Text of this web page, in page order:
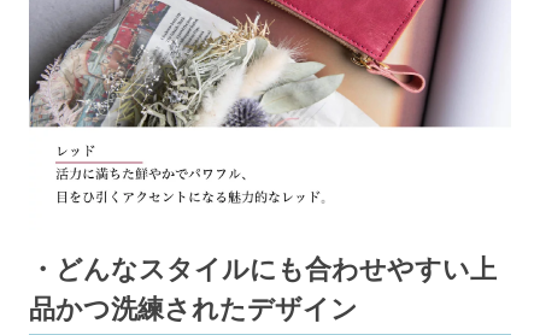
・どんなスタイルにも合わせやすい上
品かつ洗練されたデザイン